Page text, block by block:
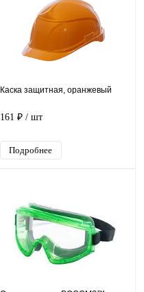
Каска защитная, оранжевый
161 ₽ / шт
Подробнее